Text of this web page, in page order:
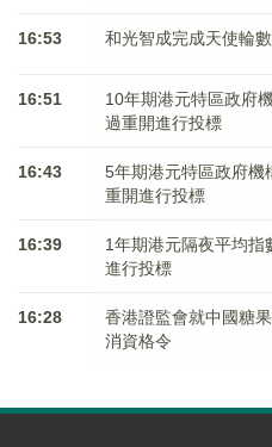
16:53 和光智成完成天使輪
16:51
10年期港元特區政府
過重開進行投標
16:43
5年期港元特區政府機
重開進行投標
16:39
1年期港元隔夜平均指
進行投標
16:28
香港證監會就中國糖
消資格令